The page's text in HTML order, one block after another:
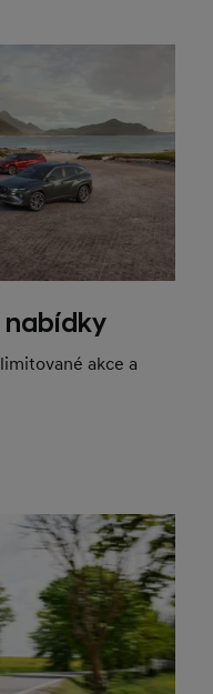
nabídky
akce a